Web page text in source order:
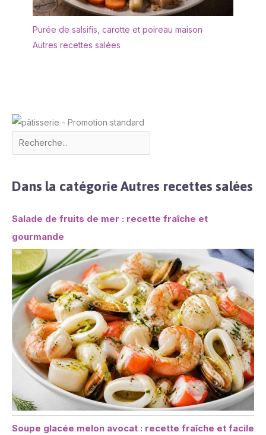
Purée de salsifis, carotte et poireau maison
Autres recettes salées
Dans la catégorie Autres recettes salées
Salade de fruits de mer : recette fraîche et
gourmande
Soupe glacée melon avocat : recette fraîche et facile